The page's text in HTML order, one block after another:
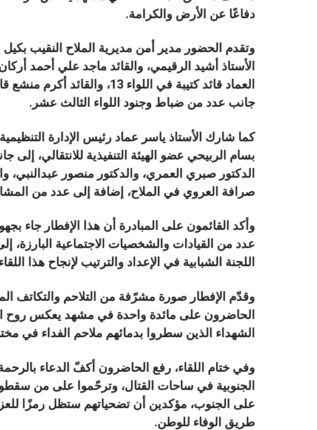
دفاعًا عن الأرض والكرامة.
وتقدم الحضور مدير أمن مديرية الملاح النقيب
الأستاذ أشيد الرقيمي، والقائد ماجد علي أحمد
العماد قائد كتيبة في اللواء 13،
جانب عدد من ضباط وجنود اللواء الثالث عشر.
كما شارك الأستاذ ياسر عماد رئيس الإدارة
بسام الربيحي عضو الهيئة التنفيذية للانتقالي،
الدكتور صبري العمري، والدكتور منصور عبدالنبي،
صرافة العروي في الملاح، إضافة إلى عدد من
وأكد القائمون على المبادرة أن هذا الإفطار جاء
عدد من القيادات والشخصيات الاجتماعية البارزة،
اللجنة الشبابية في الإعداد والترتيب لإنجاح هذا
وقدّم الإفطار صورة مشرّفة من التلاحم والتكاتف
الحاضرون على مائدة واحدة في مشهد يعكس روح
الشهداء الذين سطروا بدمائهم ملاحم الفداء في
وفي ختام اللقاء، رفع الحاضرون أكفّ الدعاء
الجنوبية في ساحات القتال، وترحّموا على من
على الجنوب، مؤكدين أن تضحياتهم ستظل رمزًا
طريق الوفاء للوطن.